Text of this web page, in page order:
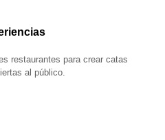
restaurantes para crear catas
al público.